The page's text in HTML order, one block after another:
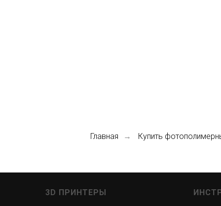
Главная → Купить
3D ПРИНТЕРЫ